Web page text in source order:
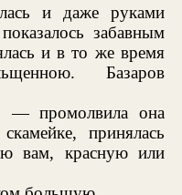
и даже руками
забавным
и в то же время
Базаров
— промолвила она
принялась
вам, красную или